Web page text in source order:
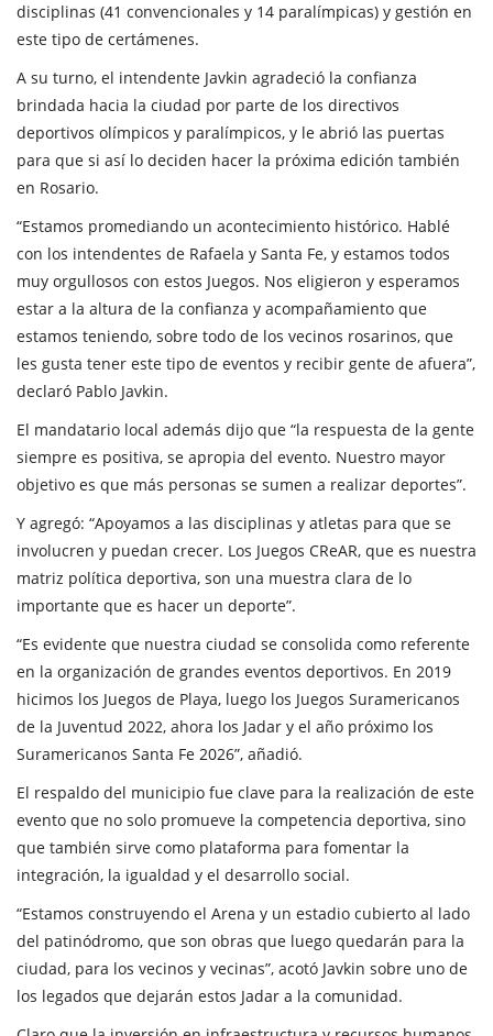
disciplinas (41 convencionales y 14 paralímpicas) y gestión en
este tipo de certámenes.
A su turno, el intendente Javkin agradeció la confianza
brindada hacia la ciudad por parte de los directivos
deportivos olímpicos y paralímpicos, y le abrió las puertas
para que si así lo deciden hacer la próxima edición también
en Rosario.
“Estamos promediando un acontecimiento histórico. Hablé
con los intendentes de Rafaela y Santa Fe, y estamos todos
muy orgullosos con estos Juegos. Nos eligieron y esperamos
estar a la altura de la confianza y acompañamiento que
estamos teniendo, sobre todo de los vecinos rosarinos, que
les gusta tener este tipo de eventos y recibir gente de afuera”,
declaró Pablo Javkin.
El mandatario local además dijo que “la respuesta de la gente
siempre es positiva, se apropia del evento. Nuestro mayor
objetivo es que más personas se sumen a realizar deportes”.
Y agregó: “Apoyamos a las disciplinas y atletas para que se
involucren y puedan crecer. Los Juegos CReAR, que es nuestra
matriz política deportiva, son una muestra clara de lo
importante que es hacer un deporte”.
“Es evidente que nuestra ciudad se consolida como referente
en la organización de grandes eventos deportivos. En 2019
hicimos los Juegos de Playa, luego los Juegos Suramericanos
de la Juventud 2022, ahora los Jadar y el año próximo los
Suramericanos Santa Fe 2026”, añadió.
El respaldo del municipio fue clave para la realización de este
evento que no solo promueve la competencia deportiva, sino
que también sirve como plataforma para fomentar la
integración, la igualdad y el desarrollo social.
“Estamos construyendo el Arena y un estadio cubierto al lado
del patinódromo, que son obras que luego quedarán para la
ciudad, para los vecinos y vecinas”, acotó Javkin sobre uno de
los legados que dejarán estos Jadar a la comunidad.